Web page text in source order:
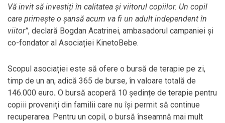
Vă invit să investiți în calitatea și viitorul copiilor. Un copil
care primește o șansă acum va fi un adult independent în
viitor”, declară Bogdan Acatrinei, ambasadorul campaniei și
co-fondator al Asociației KinetoBebe.
Scopul asociației este să ofere o bursă de terapie pe zi,
timp de un an, adică 365 de burse, în valoare totală de
146.000 euro. O bursă acoperă 10 ședințe de terapie pentru
copiii proveniți din familii care nu își permit să continue
recuperarea. Pentru un copil, o bursă înseamnă mai mult